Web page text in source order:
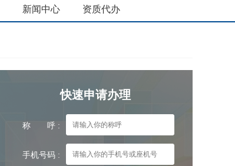
新闻中心 资质代办
快速申请办理
称 呼 :
手机号码 :